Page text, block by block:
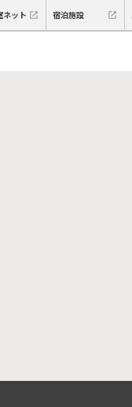
ネット 宿泊施設